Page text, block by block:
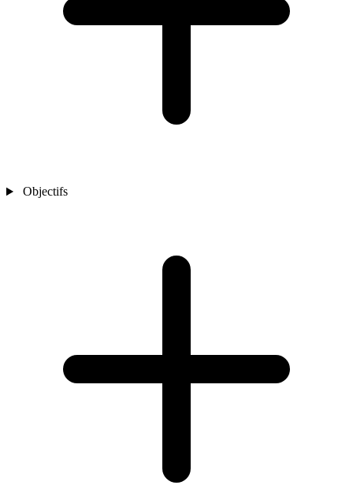
Objectifs